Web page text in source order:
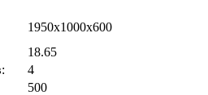
1950x1000x600
18.65
4
500